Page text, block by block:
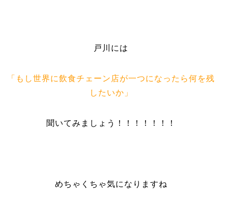
戸川には
「もし世界に飲食チェーン店が一つになったら何を残
したいか」
聞いてみましょう！！！！！！！
めちゃくちゃ気になりますね